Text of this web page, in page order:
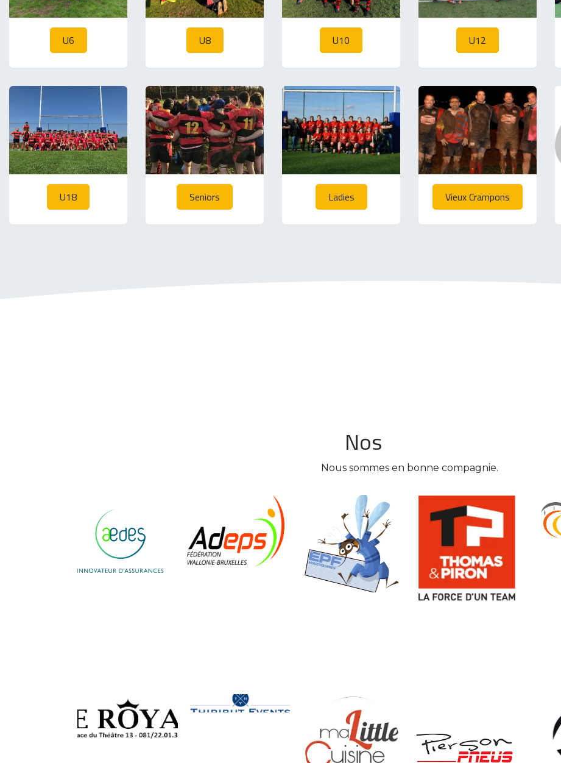
U6 U8 U10 U12
U18 Seniors Ladies Vieux Crampons
Nos
Nous sommes en bonne compagnie.